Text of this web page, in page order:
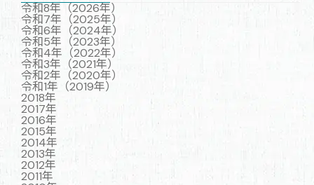
令和8年（2026年）
令和7年（2025年）
令和6年（2024年）
令和5年（2023年）
令和4年（2022年）
令和3年（2021年）
令和2年（2020年）
令和1年（2019年）
2018年
2017年
2016年
2015年
2014年
2013年
2012年
2011年